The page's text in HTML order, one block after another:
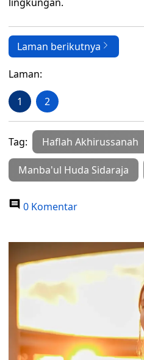
Laman berikutnya
Laman:
1 2
Tag: Haflah Akhirussanah
Manba'ul Huda Sidaraja
0 Komentar